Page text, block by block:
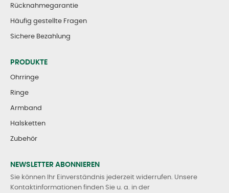
Rücknahmegarantie
Häufig gestellte Fragen
Sichere Bezahlung
PRODUKTE
Ohrringe
Ringe
Armband
Halsketten
Zubehör
NEWSLETTER ABONNIEREN
Sie können Ihr Einverständnis jederzeit widerrufen. Unsere
Kontaktinformationen finden Sie u. a. in der